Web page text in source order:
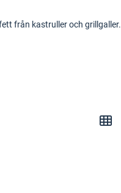
från kastruller och grillgaller.